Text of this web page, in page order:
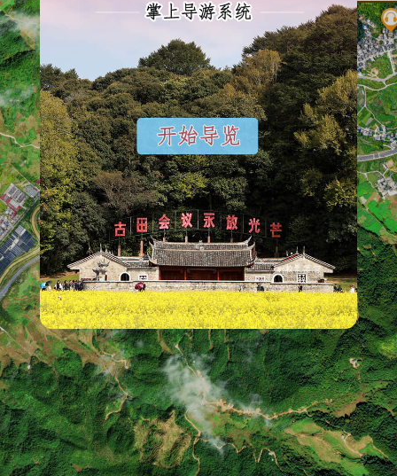
《星星之火可以燎原》写作地-协成店
在建项目用地等
4
游客服务中心等
2
医疗点
商店
停车场
乘车点
村镇
学校
政府
办公点